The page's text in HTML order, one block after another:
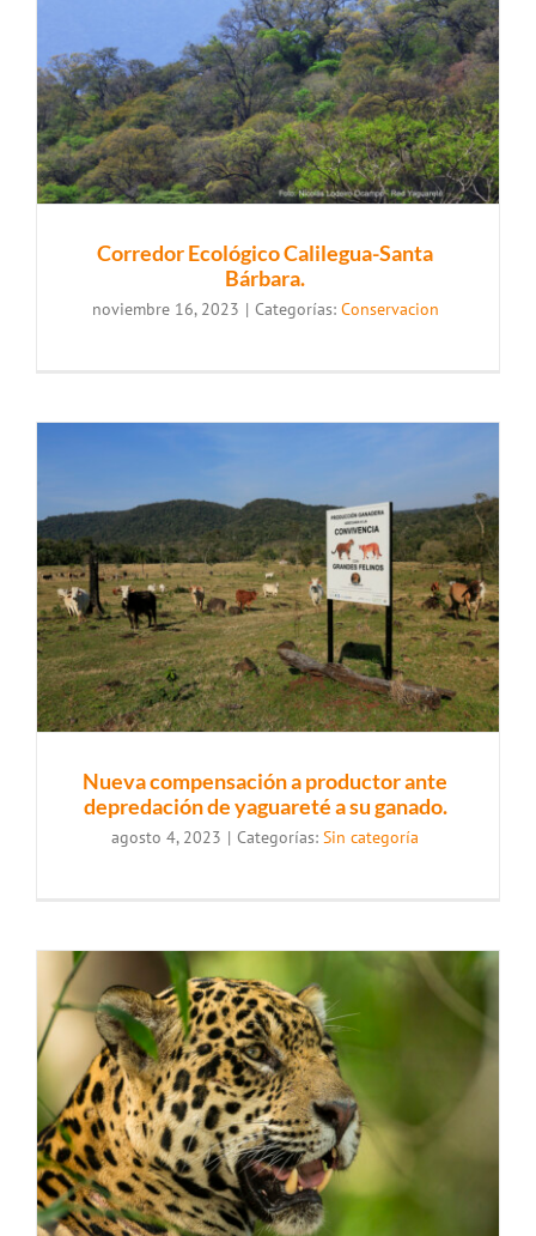
Corredor Ecológico Calilegua-Santa
Bárbara.
noviembre 16, 2023 | Categorías: Conservacion
Nueva compensación a productor ante
depredación de yaguareté a su ganado.
agosto 4, 2023 | Categorías: Sin categoría